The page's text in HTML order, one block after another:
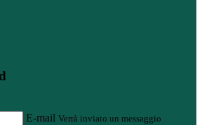
E-mail Verrà inviato un messaggio